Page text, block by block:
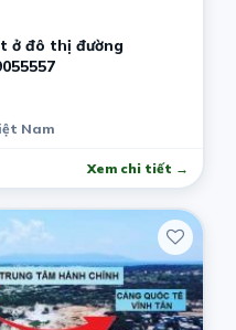
ở đô thị đường
Nam
Xem chi tiết →